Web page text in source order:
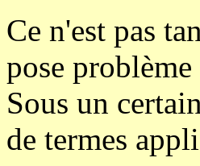
Ce n'est pas
pose
Sous un
de termes